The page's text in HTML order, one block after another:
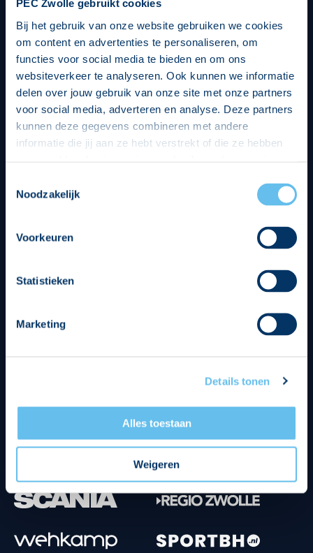
PEC Zwolle gebruikt cookies
Bij het gebruik van onze website gebruiken we cookies
om content en advertenties te personaliseren, om
functies voor social media te bieden en om ons
websiteverkeer te analyseren. Ook kunnen we informatie
delen over jouw gebruik van onze site met onze partners
voor social media, adverteren en analyse. Deze partners
kunnen deze gegevens combineren met andere
informatie die jij aan ze hebt verstrekt of die ze hebben
op een veilige en integere wijze. Je kunt je toestemming
beheren op de privacy- en cookieverklaring pagina.
Noodzakelijk
Voorkeuren
Statistieken
Marketing
Details tonen
Alles toestaan
Weigeren